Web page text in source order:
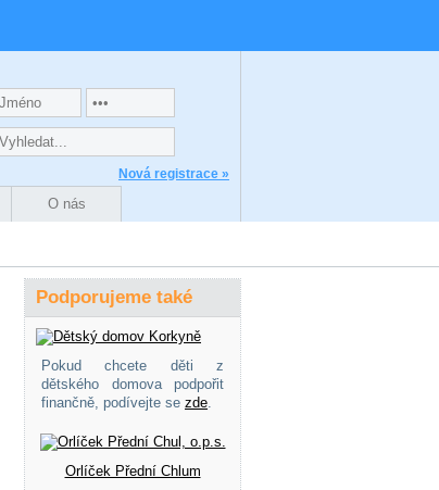
Nová registrace »
O nás
Podporujeme také
Pokud chcete děti z
dětského domova podpořit
finančně, podívejte se zde.
Orlíček Přední Chlum